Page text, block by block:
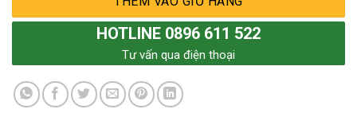
HOTLINE 0896 611 522
Tư vấn qua điện thoại